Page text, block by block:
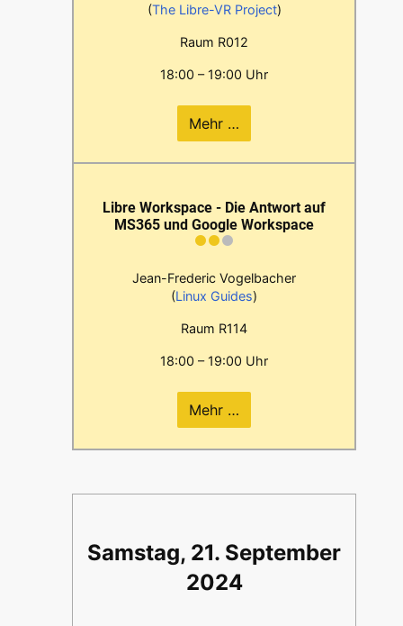
(The Libre-VR Project)
Raum R012
18:00 – 19:00 Uhr
Mehr …
Libre Workspace - Die Antwort auf
MS365 und Google Workspace
Jean-Frederic Vogelbacher
(Linux Guides)
Raum R114
18:00 – 19:00 Uhr
Mehr …
Samstag, 21. September
2024